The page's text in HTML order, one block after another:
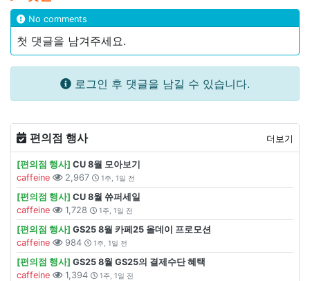
No comments
첫 댓글을 남겨주세요.
로그인 후 댓글을 남길 수 있습니다.
편의점 행사 더보기
[편의점 행사] CU 8월 모아보기
caffeine
2,967 1주, 1일 전
[편의점 행사] CU 8월 쓔퍼세일
caffeine
1,728 1주, 1일 전
[편의점 행사] GS25 8월 카페25 올데이 프로모션
caffeine
984 1주, 1일 전
[편의점 행사] GS25 8월 GS25의 결제수단 혜택
caffeine
1,394 1주, 1일 전